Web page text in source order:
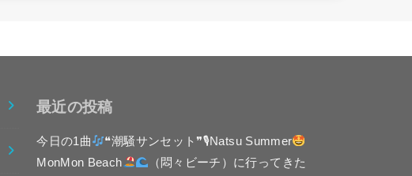
最近の投稿
今日の1曲
❝潮騒サンセット❞🎙Natsu Summer
MonMon Beach
（悶々ビーチ）に行ってきた